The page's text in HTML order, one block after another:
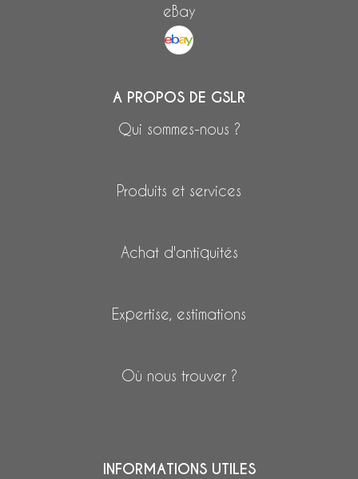
eBay
A PROPOS DE GSLR
Qui sommes-nous ?
Produits et services
Achat d'antiquités
Expertise, estimations
Où nous trouver ?
INFORMATIONS UTILES